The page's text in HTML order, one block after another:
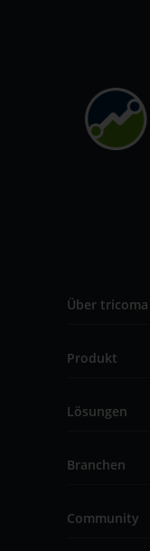
Über tricoma
Produkt
Lösungen
Branchen
Community